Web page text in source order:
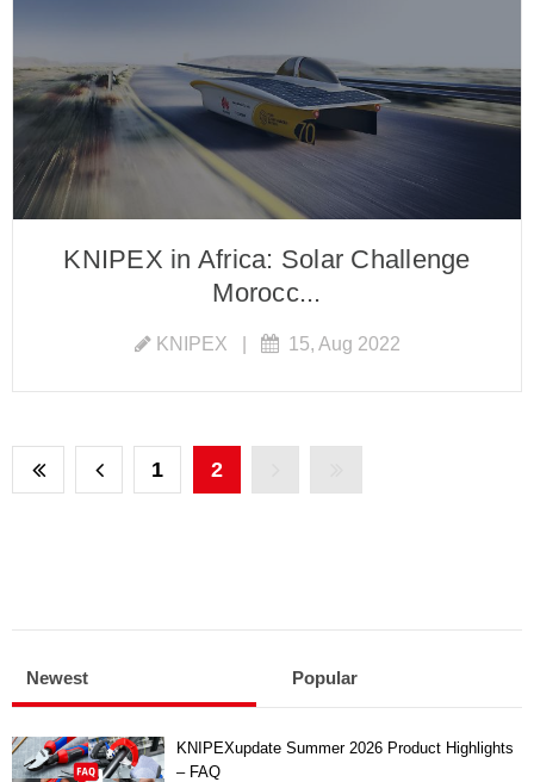
KNIPEX in Africa: Solar Challenge
Morocc...
KNIPEX 15, Aug 2022
1 2
Newest Popular
KNIPEXupdate Summer 2026 Product Highlights
– FAQ